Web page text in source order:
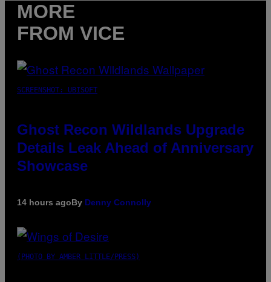
MORE
FROM VICE
SCREENSHOT: UBISOFT
Ghost Recon Wildlands Upgrade
Details Leak Ahead of Anniversary
Showcase
14 hours agoBy Denny Connolly
(PHOTO BY AMBER LITTLE/PRESS)